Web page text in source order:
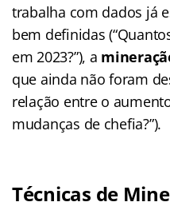
trabalha com dados já
bem definidas
em 2023?”), a
que ainda não foram
relação entre o
mudanças de chefia?”).
Técnicas de